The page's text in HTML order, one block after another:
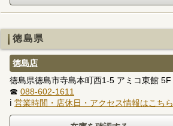
徳島県
徳島店
徳島県徳島市寺島本町西1-5 アミコ東館 5F
☎ 088-602-1611
ℹ 営業時間・店休日・アクセス情報はこちら